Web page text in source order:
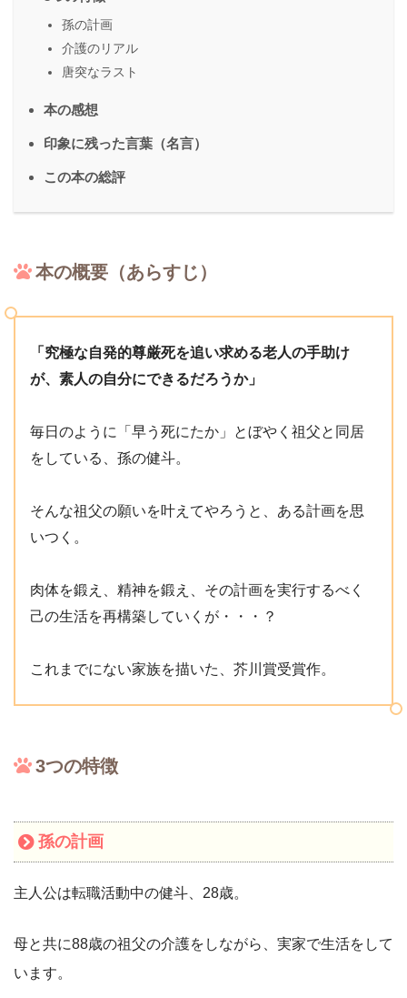
孫の計画
介護のリアル
唐突なラスト
本の感想
印象に残った言葉（名言）
この本の総評
本の概要（あらすじ）
「究極な自発的尊厳死を追い求める老人の手助け
が、素人の自分にできるだろうか」
毎日のように「早う死にたか」とぼやく祖父と同居
をしている、孫の健斗。
そんな祖父の願いを叶えてやろうと、ある計画を思
いつく。
肉体を鍛え、精神を鍛え、その計画を実行するべく
己の生活を再構築していくが・・・？
これまでにない家族を描いた、芥川賞受賞作。
3つの特徴
孫の計画
主人公は転職活動中の健斗、28歳。
母と共に88歳の祖父の介護をしながら、実家で生活をして
います。